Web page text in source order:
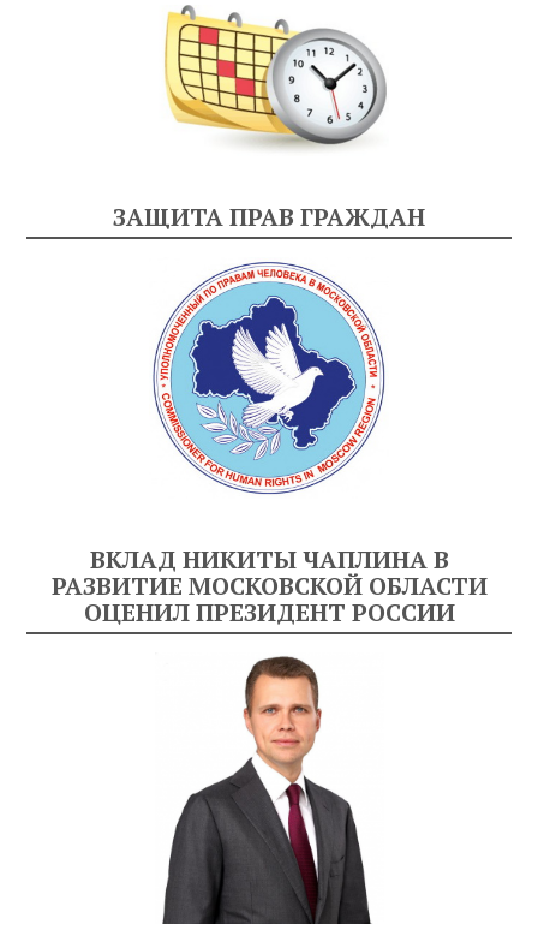
ЗАЩИТА ПРАВ ГРАЖДАН
ВКЛАД НИКИТЫ ЧАПЛИНА В
РАЗВИТИЕ МОСКОВСКОЙ ОБЛАСТИ
ОЦЕНИЛ ПРЕЗИДЕНТ РОССИИ